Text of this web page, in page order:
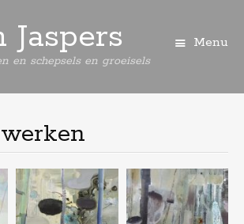
Jaspers
en schepsels en groeisels
Menu